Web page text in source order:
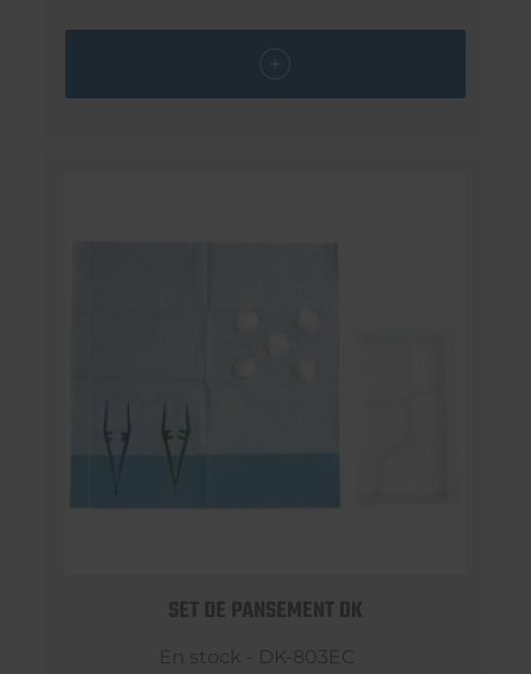
SET DE PANSEMENT DK
En stock - DK-803EC